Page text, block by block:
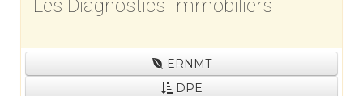
Les Diagnostics Immobiliers
ERNMT
DPE